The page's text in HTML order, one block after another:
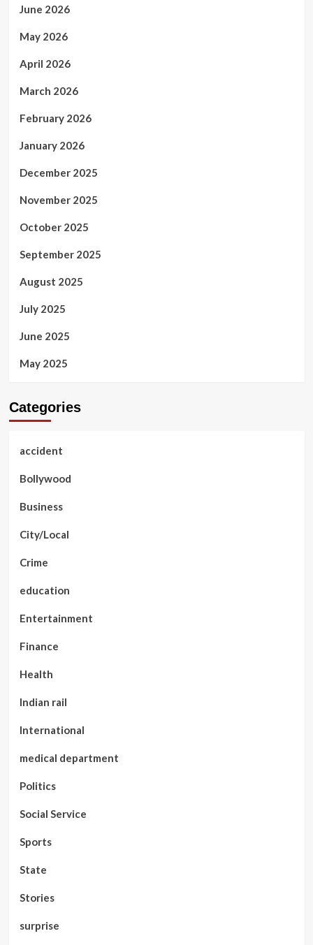
June 2026
May 2026
April 2026
March 2026
February 2026
January 2026
December 2025
November 2025
October 2025
September 2025
August 2025
July 2025
June 2025
May 2025
Categories
accident
Bollywood
Business
City/Local
Crime
education
Entertainment
Finance
Health
Indian rail
International
medical department
Politics
Social Service
Sports
State
Stories
surprise